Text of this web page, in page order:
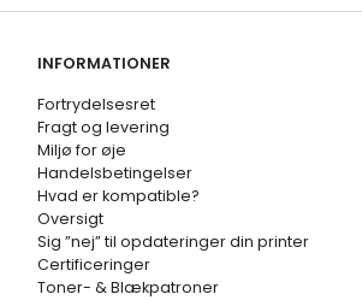
INFORMATIONER
Fortrydelsesret
Fragt og levering
Miljø for øje
Handelsbetingelser
Hvad er kompatible?
Oversigt
Sig ”nej” til opdateringer din printer
Certificeringer
Toner- & Blækpatroner